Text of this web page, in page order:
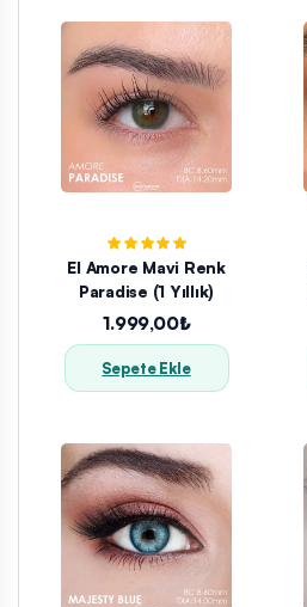
El Amore Mavi Renk
Paradise (1 Yıllık)
1.999,00₺
Sepete Ekle